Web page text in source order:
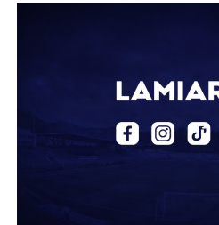
περσινή σεζόν πραγματοποίησε
Στο παρελθόν αγωνίστηκε στην
κατέγραψε 10 συμμετοχές στη
επίσης σε Εθνικό και Ζάκυνθο.